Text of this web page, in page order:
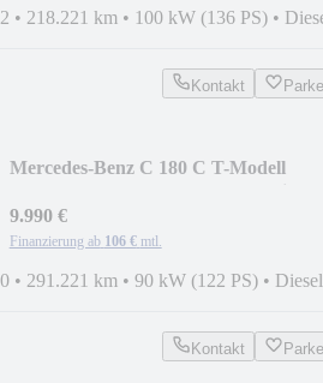
• 218.221 km • 100 kW (136 PS) •
Kontakt
Mercedes-Benz C 180 C T-Modell
9.990 €
Finanzierung ab 106 € mtl.
• 291.221 km • 90 kW (122 PS) • Diesel
Kontakt